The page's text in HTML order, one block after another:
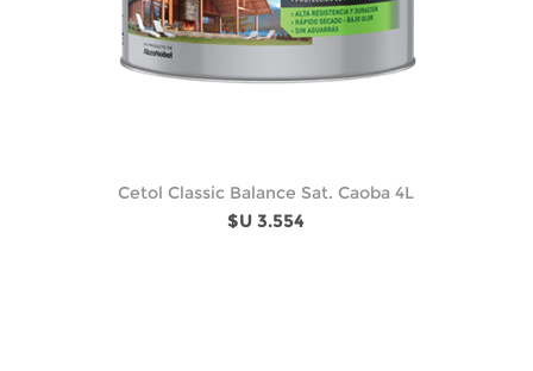
Cetol Classic Balance Sat. Caoba 4L
$U 3.554